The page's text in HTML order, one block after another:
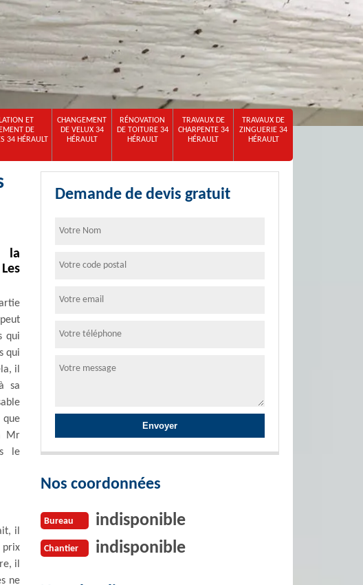
ET
DE
34 HÉRAULT
CHANGEMENT
DE VELUX 34
HÉRAULT
RÉNOVATION
DE TOITURE 34
HÉRAULT
TRAVAUX DE
CHARPENTE 34
HÉRAULT
TRAVAUX DE
ZINGUERIE 34
HÉRAULT
la
qui
qui
il
sa
que
Mr
le
il
prix
il
ne
Demande de devis gratuit
Nos coordonnées
Bureau indisponible
Chantier indisponible